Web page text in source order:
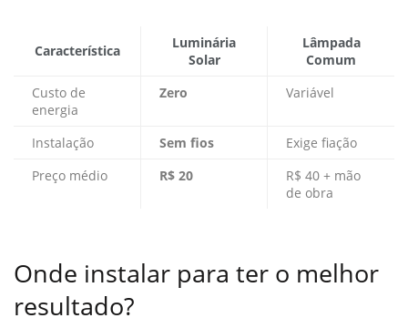
Característica
Luminária
Solar
Lâmpada
Comum
Custo de
energia
Zero Variável
Instalação Sem fios
Exige fiação
Preço médio
R$ 20
R$ 40 + mão
de obra
Onde instalar para ter o melhor
resultado?